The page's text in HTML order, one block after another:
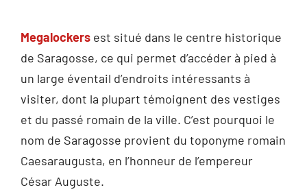
Megalockersest situé dans le centre historique
de Saragosse, ce qui permet d’accéder à pied à
un large éventail d’endroits intéressants à
visiter, dont la plupart témoignent des vestiges
et du passé romain de la ville. C’est pourquoi le
nom de Saragosse provient du toponyme romain
Caesaraugusta, en l’honneur de l’empereur
César Auguste.